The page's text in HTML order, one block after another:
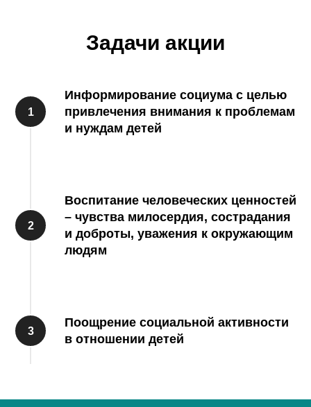
Задачи акции
Информирование социума с целью
привлечения внимания к проблемам
и нуждам детей
Воспитание человеческих ценностей
– чувства милосердия, сострадания
и доброты, уважения к окружающим
людям
Поощрение социальной активности
в отношении детей